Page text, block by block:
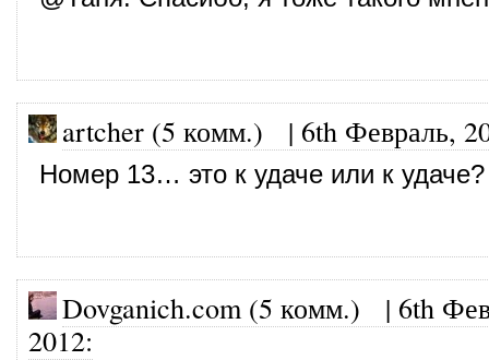
artcher (5 комм.) | 6th Февраль,
Номер 13… это к удаче или к
Dovganich.com (5 комм.) | 6th
2012: